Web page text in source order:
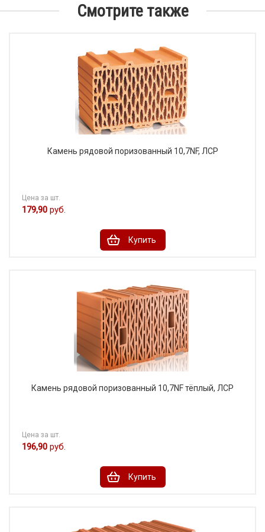
Смотрите также
Камень рядовой поризованный 10,7NF, ЛСР
Цена за шт.
179,90 руб.
Купить
Камень рядовой поризованный 10,7NF тёплый, ЛСР
Цена за шт.
196,90 руб.
Купить